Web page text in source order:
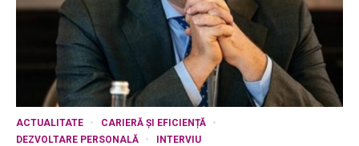
ACTUALITATE
CARIERĂ ȘI EFICIENȚĂ
DEZVOLTARE PERSONALĂ
INTERVIU